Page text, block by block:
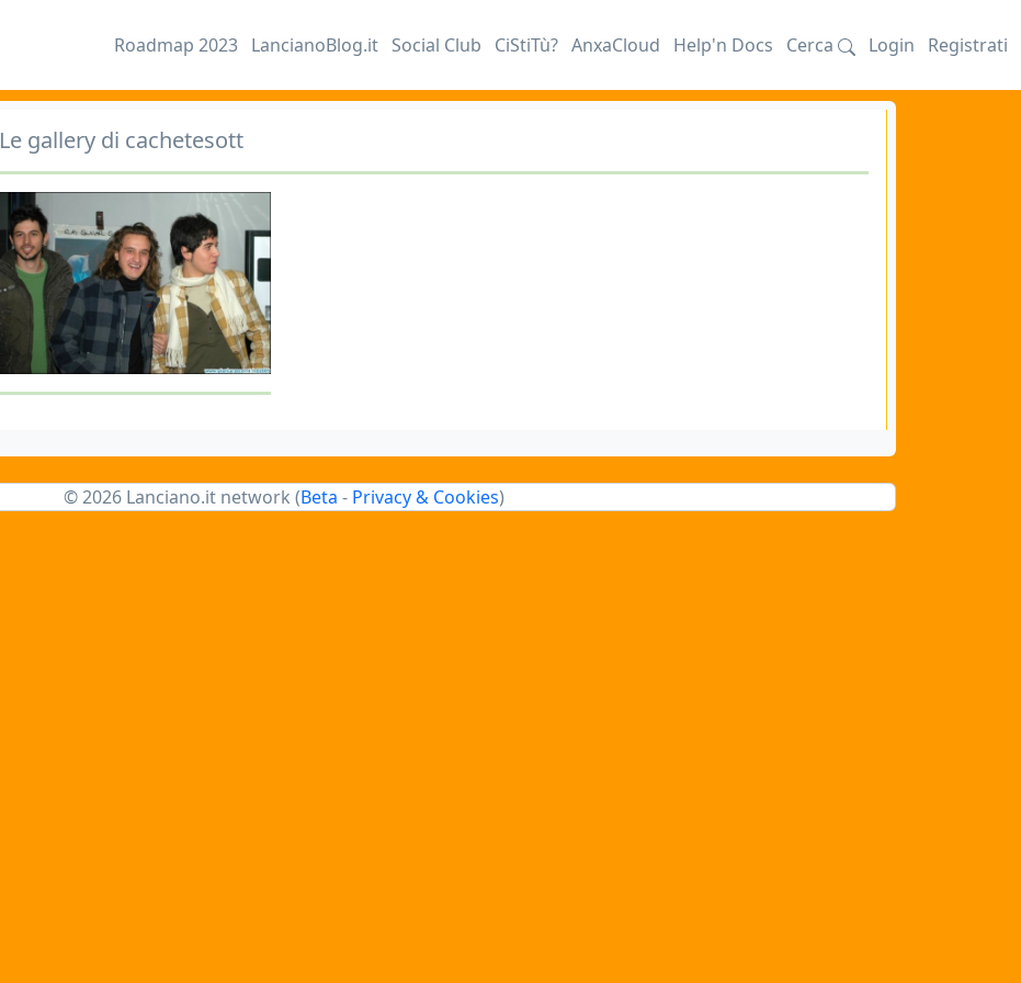
Roadmap 2023 LancianoBlog.it Social Club CiStiTù? AnxaCloud Help'n Docs Cerca Login Registrati
Le gallery di cachetesott
© 2026 Lanciano.it network (Beta - Privacy & Cookies)